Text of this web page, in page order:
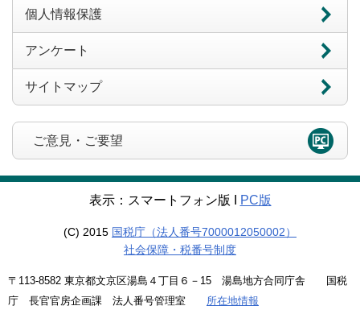
個人情報保護
アンケート
サイトマップ
ご意見・ご要望
表示：スマートフォン版 Ι PC版
(C) 2015 国税庁（法人番号7000012050002）
社会保障・税番号制度
〒113-8582 東京都文京区湯島４丁目６－15 湯島地方合同庁舎 国税
庁 長官官房企画課 法人番号管理室 所在地情報